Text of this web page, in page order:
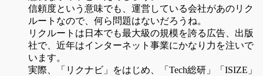
信頼度という意味でも、運営している会社があのリク
ルートなので、何ら問題はないだろうね。
リクルートは日本でも最大級の規模を誇る広告、出版
社で、近年はインターネット事業にかなり力を注いで
います。
実際、「リクナビ」をはじめ、「Tech総研」「ISIZE」